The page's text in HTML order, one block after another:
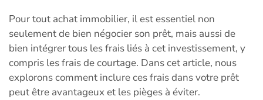
Pour tout achat immobilier, il est essentiel non
seulement de bien négocier son prêt, mais aussi de
bien intégrer tous les frais liés à cet investissement, y
compris les frais de courtage. Dans cet article, nous
explorons comment inclure ces frais dans votre prêt
peut être avantageux et les pièges à éviter.